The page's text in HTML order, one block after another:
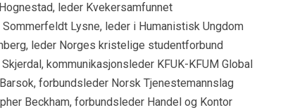
leder Kvekersamfunnet
Lysne, leder i Humanistisk Ungdom
leder Norges kristelige studentforbund
Skjerdal, kommunikasjonsleder KFUK-KFUM Global
forbundsleder Norsk Tjenestemannslag
Beckham, forbundsleder Handel og Kontor